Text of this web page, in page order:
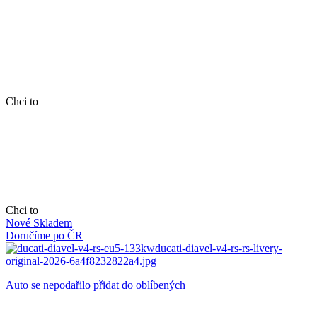
Chci to
Chci to
Nové Skladem
Doručíme po ČR
Auto se nepodařilo přidat do oblíbených